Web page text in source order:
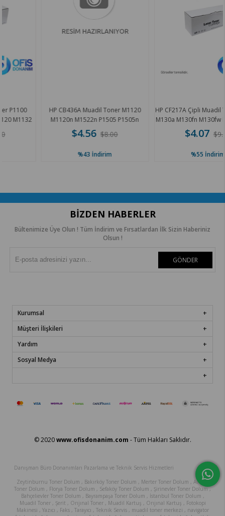
HP CB436A Muadil Toner M1120
M1120n M1522n P1505 P1505n
M1522nf 1.8K
$4.56 $8.00
İndirim
HP CF217A Çipli Muadil Toner
M130a M130fn M130fw
$4.07 $9.00
İndirim
BIZDEN HABERLER
Bültenimize Üye Olun ! Tüm İndirim ve Fırsatlardan İlk Sizin Haberiniz
Olsun !
GÖNDER
Kurumsal
Müşteri İlişkileri
Yardım
Sosyal Medya
© 2020www.ofisdonanim.com - Tüm Hakları Saklıdır.
Danışman Büro Donanımları Pazarlama ve Teknik Servis Hizmetleri
Zeytinburnu Toner Dolum , Bakırköy Toner Dolum , Merter Toner Dolum , Avcılar
Toner Dolum , Florya Toner Dolum , Sefaköy Toner Dolum , Şirinevler Toner Dolum ,
Bahçelievler Toner Dolum , Bayrampaşa Toner Dolum , İstanbul Toner Dolum ,
Muadil Toner , Şerit , Orıjınal Toner , Muadil Kartuş , Orıjınal Kartuş , Fotokopi
Makinesi , Yazıcı , Faks , Tarayıcı , Teknik Servis , muadil toner merkezi , navigator